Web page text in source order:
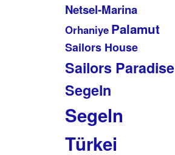
Netsel-Marina
Orhaniye Palamut
Sailors House
Sailors Paradise
Segeln
Segeln
Türkei